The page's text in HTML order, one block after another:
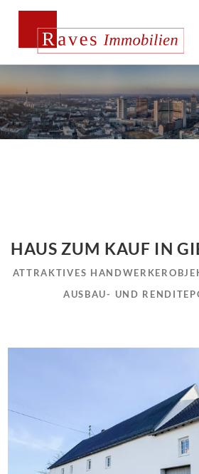
HAUS ZUM KAUF IN
ATTRAKTIVES
AUSBAU- UND